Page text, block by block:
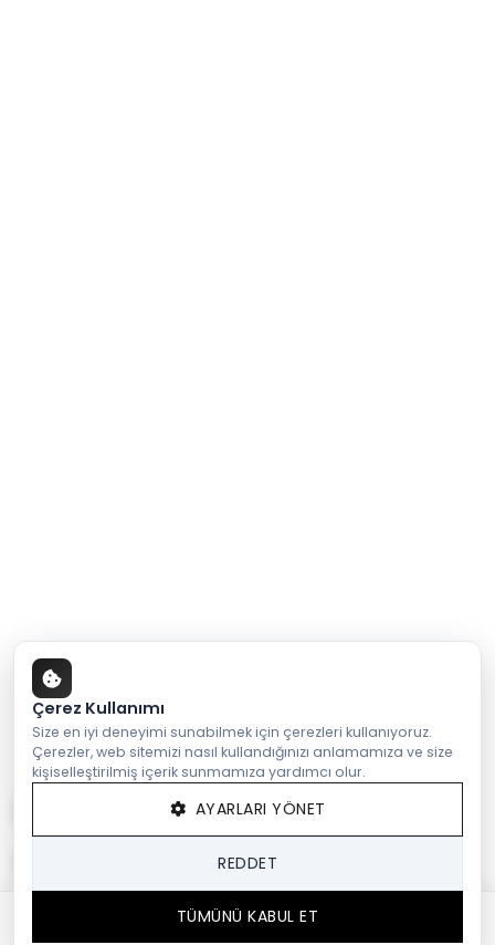
2.853,50 TL
Çerez Kullanımı
Size en iyi deneyimi sunabilmek için çerezleri kullanıyoruz.
Çerezler, web sitemizi nasıl kullandığınızı anlamamıza ve size
kişiselleştirilmiş içerik sunmamıza yardımcı olur.
AYARLARI YÖNET
REDDET
TÜMÜNÜ KABUL ET